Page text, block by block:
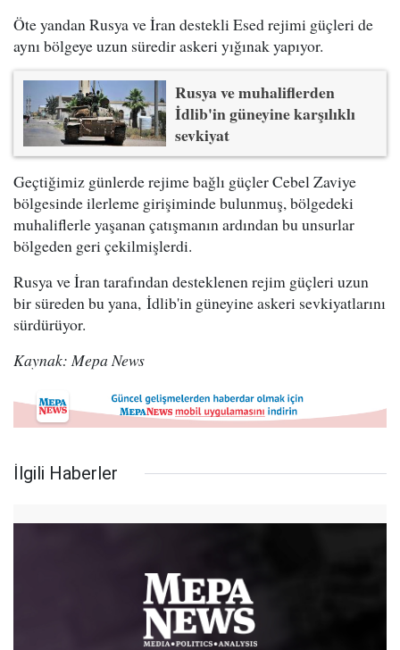
Öte yandan Rusya ve İran destekli Esed rejimi güçleri de
aynı bölgeye uzun süredir askeri yığınak yapıyor.
Rusya ve muhaliflerden
İdlib'in güneyine karşılıklı
sevkiyat
Geçtiğimiz günlerde rejime bağlı güçler Cebel Zaviye
bölgesinde ilerleme girişiminde bulunmuş, bölgedeki
muhaliflerle yaşanan çatışmanın ardından bu unsurlar
bölgeden geri çekilmişlerdi.
Rusya ve İran tarafından desteklenen rejim güçleri uzun
bir süreden bu yana, İdlib'in güneyine askeri sevkiyatlarını
sürdürüyor.
Kaynak: Mepa News
İlgili Haberler